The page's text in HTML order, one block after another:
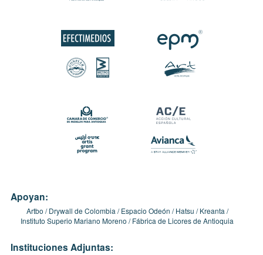
Apoyan:
Artbo Drywall de Colombia Espacio Odeón Hatsu
Kreanta
Instituto Superio Mariano Moreno
Fábrica de Licores de Antioquia
Instituciones Adjuntas: